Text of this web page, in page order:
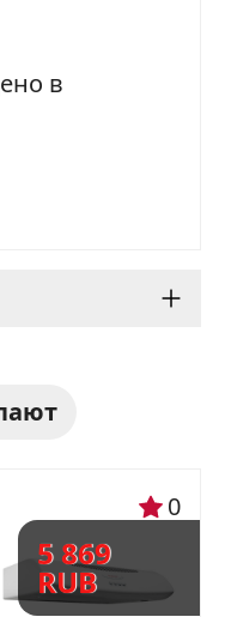
в
3210 - это
5 869
RUB
0